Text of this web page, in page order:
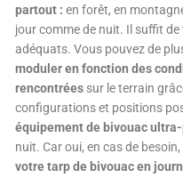
partout : en forêt, en
jour comme de nuit. Il suffit
adéquats. Vous pouvez de
moduler en fonction des
rencontrées sur le terrain
configurations et positions
équipement de bivouac
nuit. Car oui, en cas de
votre tarp de bivouac en